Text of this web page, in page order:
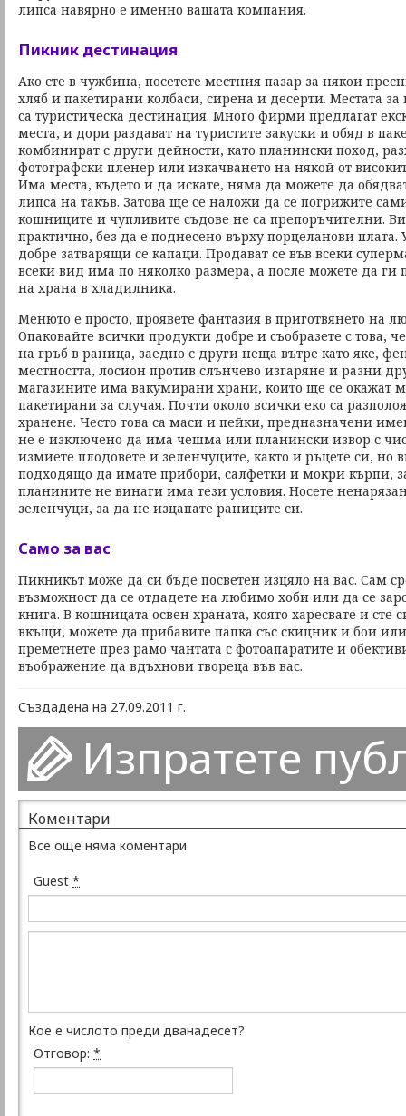
липса навярно е именно вашата компания.
Пикник дестинация
Ако сте в чужбина, посетете местния пазар за някои
хляб и пакетирани колбаси, сирена и десерти. Местата
са туристическа дестинация. Много фирми предлагат
места, и дори раздават на туристите закуски и обяд в
комбинират с други дейности, като планински поход,
фотографски пленер или изкачването на някой от
Има места, където и да искате, няма да можете да
липса на такъв. Затова ще се наложи да се погрижите
кошниците и чупливите съдове не са препоръчителни.
практично, без да е поднесено върху порцеланови плата.
добре затварящи се капаци. Продават се във всеки
всеки вид има по няколко размера, а после можете да ги
на храна в хладилника.
Менюто е просто, проявете фантазия в приготвянето на
Опаковайте всички продукти добре и съобразете с това,
на гръб в раница, заедно с други неща вътре като яке,
местността, лосион против слънчево изгаряне и разни
магазините има вакумирани храни, които ще се окажат
пакетирани за случая. Почти около всички еко са
хранене. Често това са маси и пейки, предназначени
не е изключено да има чешма или планински извор с
измиете плодовете и зеленчуците, както и ръцете си, но
подходящо да имате прибори, салфетки и мокри кърпи,
планините не винаги има тези условия. Носете
зеленчуци, за да не изцапате раниците си.
Само за вас
Пикникът може да си бъде посветен изцяло на вас. Сам
възможност да се отдадете на любимо хоби или да се
книга. В кошницата освен храната, която харесвате и сте
вкъщи, можете да прибавите папка със скицник и бои
преметнете през рамо чантата с фотоапаратите и
въображение да вдъхнови твореца във вас.
Създадена на 27.09.2011 г.
Изпратете
Коментари
Все още няма коментари
Guest *
Кое е числото преди дванадесет?
Отговор: *